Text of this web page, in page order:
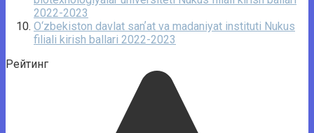
2022-2023
O‘zbekiston davlat sanʼat va madaniyat instituti Nukus
filiali kirish ballari 2022-2023
Рейтинг